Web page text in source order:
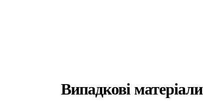
Випадкові матеріали